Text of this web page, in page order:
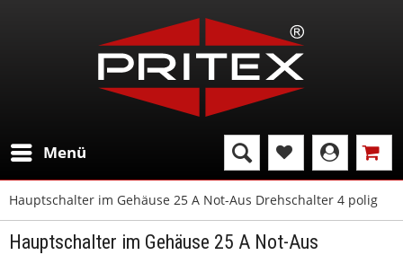
Menü
Hauptschalter im Gehäuse 25 A Not-Aus Drehschalter 4 polig
Hauptschalter im Gehäuse 25 A Not-Aus